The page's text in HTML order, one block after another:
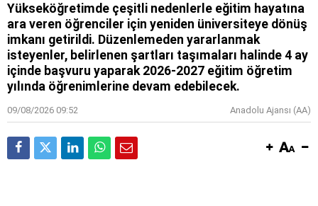
Yükseköğretimde çeşitli nedenlerle eğitim hayatına
ara veren öğrenciler için yeniden üniversiteye dönüş
imkanı getirildi. Düzenlemeden yararlanmak
isteyenler, belirlenen şartları taşımaları halinde 4 ay
içinde başvuru yaparak 2026-2027 eğitim öğretim
yılında öğrenimlerine devam edebilecek.
09/08/2026 09:52 Anadolu Ajansı (AA)